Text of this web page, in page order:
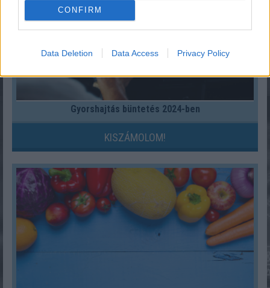
CONFIRM
Data Deletion Data Access Privacy Policy
Gyorshajtás büntetés 2024-ben
KISZÁMOLOM!